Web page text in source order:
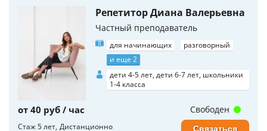
Репетитор Диана Валерьевна
Частный преподаватель
для начинающих
разговорный
и еще 2
дети 4-5 лет, дети 6-7 лет, школьники
1-4 класса
от 40 руб / час
Стаж 5 лет Дистанционно
Свободен
Связаться